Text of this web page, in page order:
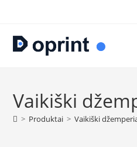
content
Vaikiški
> Produktai > Vaikiški